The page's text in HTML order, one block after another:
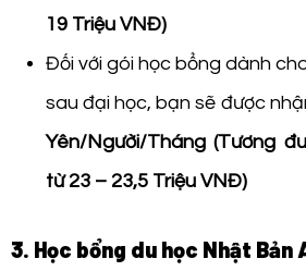
19 Triệu VNĐ)
Đối với gói học bổng dành
sau đại học, bạn sẽ được
Yên/Người/Tháng (Tương
từ 23 – 23,5 Triệu VNĐ)
3. Học bổng du học Nhật Bản